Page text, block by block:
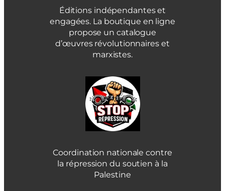
Éditions indépendantes et
engagées. La boutique en ligne
propose un catalogue
d’œuvres révolutionnaires et
marxistes.
Coordination nationale contre
la répression du soutien à la
Palestine